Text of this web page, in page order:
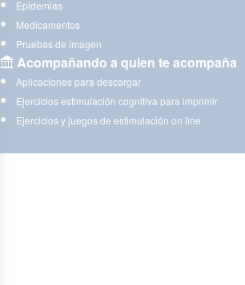
Epidemias
Medicamentos
Pruebas de imagen
Acompañando a quien te acompaña
Aplicaciones para descargar
Ejercicios estimulación cognitiva para imprimir
Ejercicios y juegos de estimulación on line